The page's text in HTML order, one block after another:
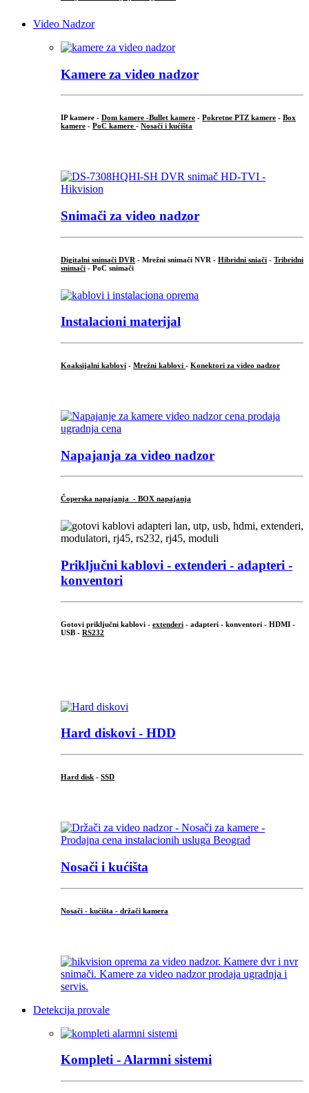
Video Nadzor
Kamere za video nadzor
IP kamere - Dom kamere -Bullet kamere - Pokretne PTZ kamere - Box
kamere - PoC kamere - Nosači i kućišta
Snimači za video nadzor
Digitalni snimači DVR - Mrežni snimači NVR - Hibridni sniači - Tribridni
snimači - PoC snimači
Instalacioni materijal
Koaksijalni kablovi - Mrežni kablovi - Konektori za video nadzor
Napajanja za video nadzor
Čoperska napajanja - BOX napajanja
Priključni kablovi - extenderi - adapteri -
konventori
Gotovi priključni kablovi - extenderi - adapteri - konventori - HDMI -
USB - RS232
Hard diskovi - HDD
Hard disk - SSD
Nosači i kućišta
Nosači - kućišta - držači kamera
Detekcija provale
Kompleti - Alarmni sistemi